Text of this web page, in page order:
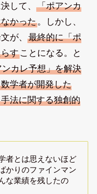
して、
「ポアンカ
かった。しかし、
が、
最終的に「ポ
すことになる。と
カレ予想」を解決
学者が開発した
法に関する独創的
者とは思えないほど
かりのファインマン
な業績を残したの